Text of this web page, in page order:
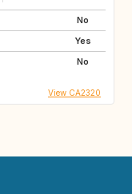
No
Yes
No
View CA2320